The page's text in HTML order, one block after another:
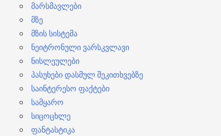
მარსმავლები
მზე
მზის სისტემა
ნეიტრონული ვარსკვლავი
ნისლეულები
პასუხები დასმულ შეკითხვებზე
საინტერესო ფაქტები
სამყარო
სიცოცხლე
ფანტასტიკა